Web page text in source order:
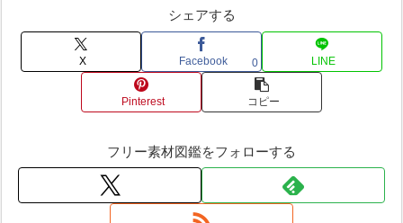
シェアする
X Facebook 0 LINE
Pinterest コピー
フリー素材図鑑をフォローする